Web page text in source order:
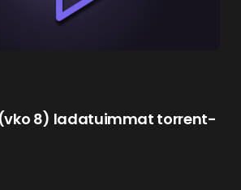
8) ladatuimmat torrent-